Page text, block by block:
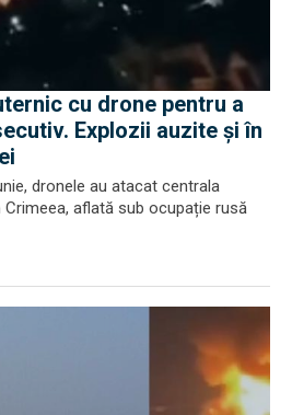
cu drone pentru a
Explozii auzite și în
dronele au atacat centrala
aflată sub ocupație rusă